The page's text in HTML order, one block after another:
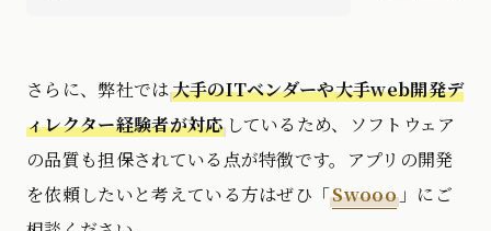
さらに、弊社では大手のITベンダーや大手web開発デ
ィレクター経験者が対応しているため、ソフトウェア
の品質も担保されている点が特徴です。アプリの開発
を依頼したいと考えている方はぜひ「Swooo 」にご